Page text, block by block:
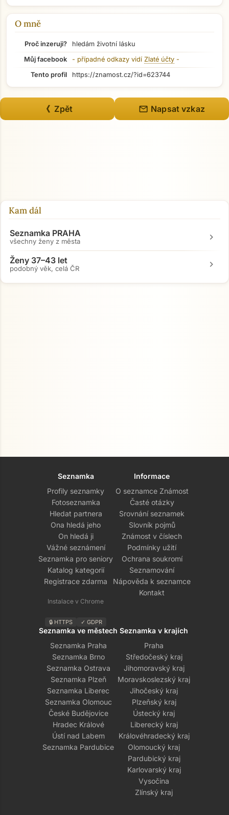
O mně
Proč inzeruji?
hledám životní lásku
Můj facebook
- případné odkazy vidí Zlaté účty -
Tento profil
https://znamost.cz/?id=623744
《 Zpět mail Napsat vzkaz
Kam dál
Seznamka PRAHA
všechny ženy z města chevron_right
Ženy 37–43 let
podobný věk, celá ČR chevron_right
Seznamka
Profily seznamky
Fotoseznamka
Hledat partnera
Ona hledá jeho
On hledá ji
Vážné seznámení
Seznamka pro seniory
Katalog kategorií
Registrace zdarma
Instalace v Chrome
🔒 HTTPS ✓ GDPR
Informace
O seznamce Známost
Časté otázky
Srovnání seznamek
Slovník pojmů
Známost v číslech
Podmínky užití
Ochrana soukromí
Seznamování
Nápověda k seznamce
Kontakt
Seznamka ve městech
Seznamka Praha
Seznamka Brno
Seznamka Ostrava
Seznamka Plzeň
Seznamka Liberec
Seznamka Olomouc
České Budějovice
Hradec Králové
Ústí nad Labem
Seznamka Pardubice
Seznamka v krajích
Praha
Středočeský kraj
Jihomoravský kraj
Moravskoslezský kraj
Jihočeský kraj
Plzeňský kraj
Ústecký kraj
Liberecký kraj
Královéhradecký kraj
Olomoucký kraj
Pardubický kraj
Karlovarský kraj
Vysočina
Zlínský kraj